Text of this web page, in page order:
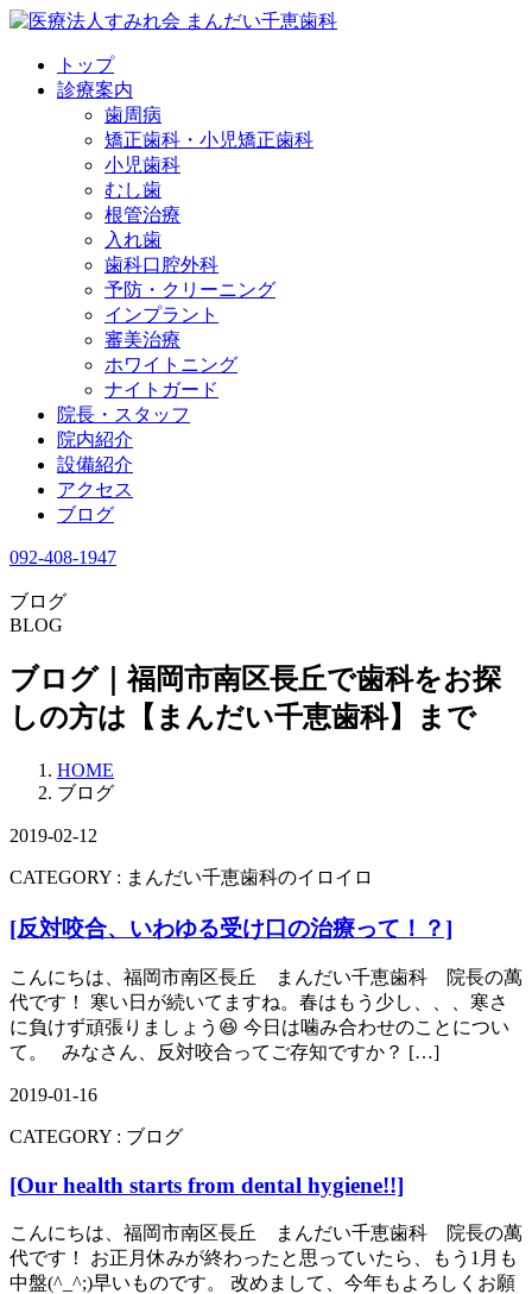
トップ
診療案内
歯周病
矯正歯科・小児矯正歯科
小児歯科
むし歯
根管治療
入れ歯
歯科口腔外科
予防・クリーニング
インプラント
審美治療
ホワイトニング
ナイトガード
院長・スタッフ
院内紹介
設備紹介
アクセス
ブログ
092-408-1947
ブログ
BLOG
ブログ｜福岡市南区長丘で歯科をお探
しの方は【まんだい千恵歯科】まで
HOME
ブログ
2019-02-12
CATEGORY : まんだい千恵歯科のイロイロ
[反対咬合、いわゆる受け口の治療って！？]
こんにちは、福岡市南区長丘 まんだい千恵歯科 院長の萬
代です！ 寒い日が続いてますね。春はもう少し、、、寒さ
に負けず頑張りましょう😆 今日は噛み合わせのことについ
て。 みなさん、反対咬合ってご存知ですか？ […]
2019-01-16
CATEGORY : ブログ
[Our health starts from dental hygiene!!]
こんにちは、福岡市南区長丘 まんだい千恵歯科 院長の萬
代です！ お正月休みが終わったと思っていたら、もう1月も
中盤(^_^;)早いものです。 改めまして、今年もよろしくお願